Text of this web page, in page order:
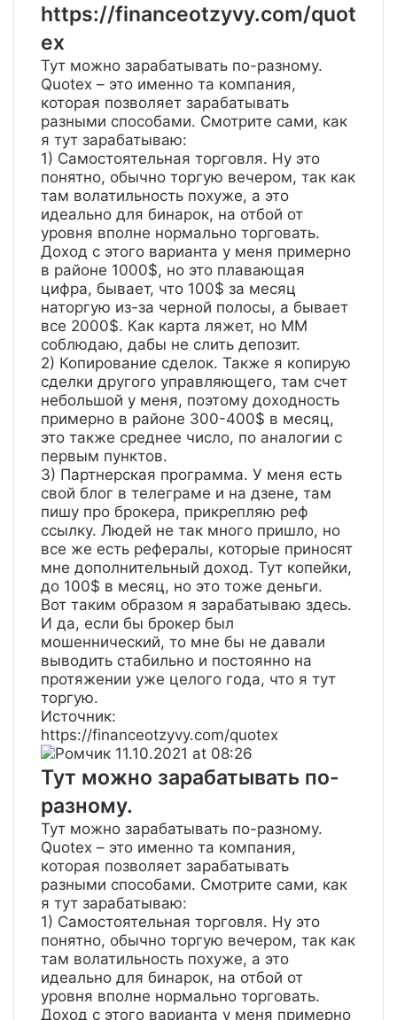
https://financeotzyvy.com/quot
ex
Тут можно зарабатывать по-разному.
Quotex – это именно та компания,
которая позволяет зарабатывать
разными способами. Смотрите сами, как
я тут зарабатываю:
1) Самостоятельная торговля. Ну это
понятно, обычно торгую вечером, так как
там волатильность похуже, а это
идеально для бинарок, на отбой от
уровня вполне нормально торговать.
Доход с этого варианта у меня примерно
в районе 1000$, но это плавающая
цифра, бывает, что 100$ за месяц
наторгую из-за черной полосы, а бывает
все 2000$. Как карта ляжет, но ММ
соблюдаю, дабы не слить депозит.
2) Копирование сделок. Также я копирую
сделки другого управляющего, там счет
небольшой у меня, поэтому доходность
примерно в районе 300-400$ в месяц,
это также среднее число, по аналогии с
первым пунктов.
3) Партнерская программа. У меня есть
свой блог в телеграме и на дзене, там
пишу про брокера, прикрепляю реф
ссылку. Людей не так много пришло, но
все же есть рефералы, которые приносят
мне дополнительный доход. Тут копейки,
до 100$ в месяц, но это тоже деньги.
Вот таким образом я зарабатываю здесь.
И да, если бы брокер был
мошеннический, то мне бы не давали
выводить стабильно и постоянно на
протяжении уже целого года, что я тут
торгую.
Источник:
https://financeotzyvy.com/quotex
Ромчик 11.10.2021 at 08:26
Тут можно зарабатывать по-
разному.
Тут можно зарабатывать по-разному.
Quotex – это именно та компания,
которая позволяет зарабатывать
разными способами. Смотрите сами, как
я тут зарабатываю:
1) Самостоятельная торговля. Ну это
понятно, обычно торгую вечером, так как
там волатильность похуже, а это
идеально для бинарок, на отбой от
уровня вполне нормально торговать.
Доход с этого варианта у меня примерно